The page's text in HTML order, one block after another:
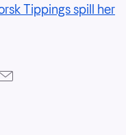
Tippings spill her